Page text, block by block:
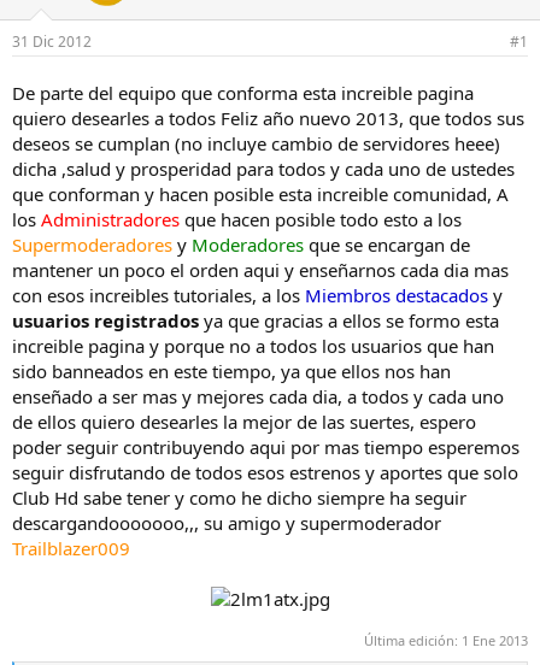
e
e
m
a
e
i
c
i
o
31 Dic 2012 #1
De parte del equipo que conforma esta increible pagina
quiero desearles a todos Feliz año nuevo 2013, que todos sus
deseos se cumplan (no incluye cambio de servidores heee)
dicha ,salud y prosperidad para todos y cada uno de ustedes
que conforman y hacen posible esta increible comunidad, A
los Administradores que hacen posible todo esto a los
Supermoderadores y Moderadores que se encargan de
mantener un poco el orden aqui y enseñarnos cada dia mas
con esos increibles tutoriales, a los Miembros destacados y
usuarios registrados ya que gracias a ellos se formo esta
increible pagina y porque no a todos los usuarios que han
sido banneados en este tiempo, ya que ellos nos han
enseñado a ser mas y mejores cada dia, a todos y cada uno
de ellos quiero desearles la mejor de las suertes, espero
poder seguir contribuyendo aqui por mas tiempo esperemos
seguir disfrutando de todos esos estrenos y aportes que solo
Club Hd sabe tener y como he dicho siempre ha seguir
descargandooooooo,,, su amigo y supermoderador
Trailblazer009
Última edición: 1 Ene 2013